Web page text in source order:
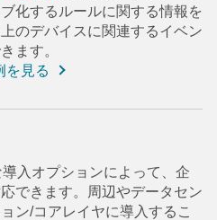
化するルールに関する情報を
のデバイスに関連するイベン
ます。
を見る
入オプションによって、企
できます。周辺やデータセン
ン/コアレイヤに導入するこ